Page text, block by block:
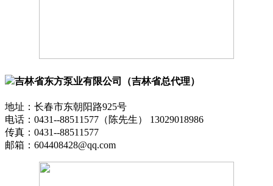
吉林省东方泵业有限公司（吉林省总代理）
地址：长春市东朝阳路925号
电话：0431--88511577（陈先生） 13029018986
传真：0431--88511577
邮箱：604408428@qq.com